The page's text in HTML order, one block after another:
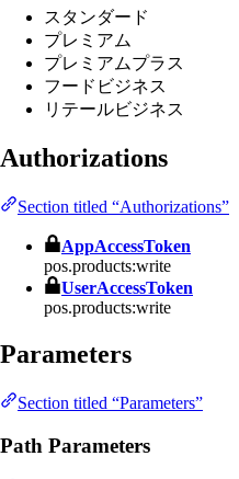
スタンダード
プレミアム
プレミアムプラス
フードビジネス
リテールビジネス
Authorizations
Section titled “Authorizations”
AppAccessToken
pos.products:write
UserAccessToken
pos.products:write
Parameters
Section titled “Parameters”
Path Parameters